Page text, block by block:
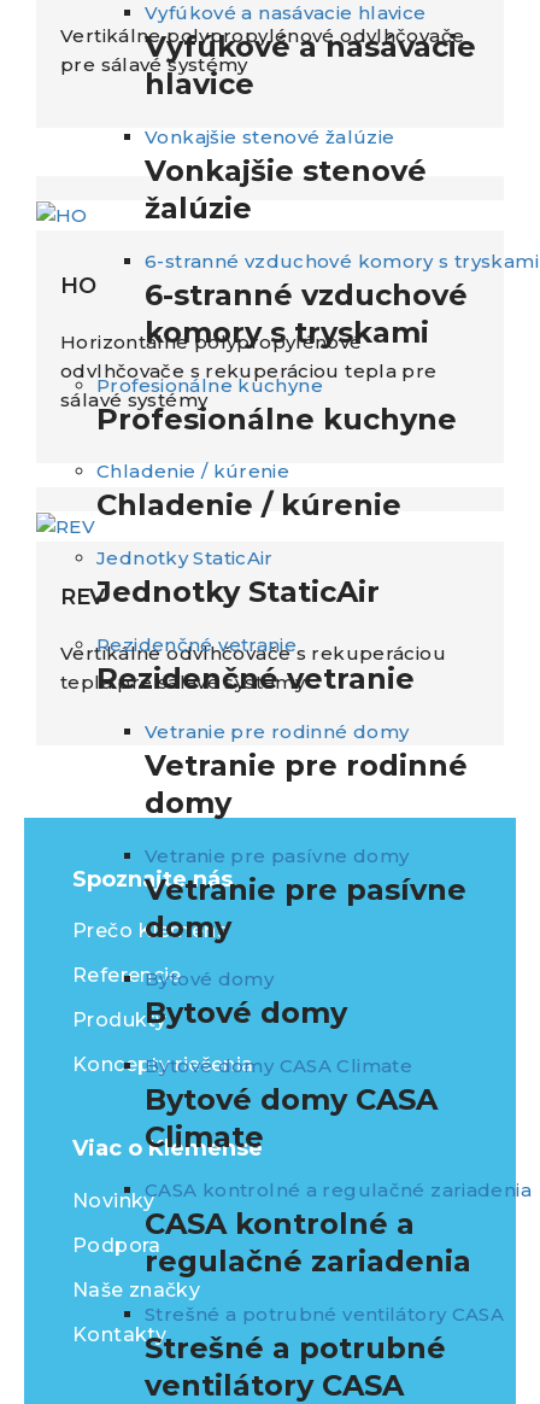
Vyfúkové a nasávacie hlavice
Vyfúkové a nasávacie
hlavice
Vonkajšie stenové žalúzie
Vonkajšie stenové
žalúzie
6-stranné vzduchové komory s tryskami
6-stranné vzduchové
komory s tryskami
Profesionálne kuchyne
Profesionálne kuchyne
Chladenie / kúrenie
Chladenie / kúrenie
Jednotky StaticAir
Jednotky StaticAir
Rezidenčné vetranie
Rezidenčné vetranie
Vetranie pre rodinné domy
Vetranie pre rodinné
domy
Vetranie pre pasívne domy
Vetranie pre pasívne
domy
Bytové domy
Bytové domy
Bytové domy CASA Climate
Bytové domy CASA
Climate
CASA kontrolné a regulačné zariadenia
CASA kontrolné a
regulačné zariadenia
Strešné a potrubné ventilátory CASA
Strešné a potrubné
ventilátory CASA
Vertikálne polypropylénové odvlhčovače
pre sálavé systémy
HO
Horizontálne polypropylénové
odvlhčovače s rekuperáciou tepla pre
sálavé systémy
REV
Vertikálne odvlhčovače s rekuperáciou
tepla pre sálavé systémy
Spoznajte nás
Prečo Klemens
Referencie
Produkty
Koncepty riešenia
Viac o Klemense
Novinky
Podpora
Naše značky
Kontakty